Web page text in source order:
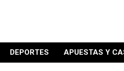
DEPORTES APUESTAS Y